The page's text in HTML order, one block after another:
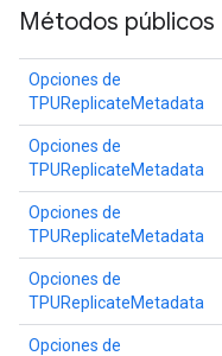
Métodos públicos
Opciones de
TPUReplicateMetadata
Opciones de
TPUReplicateMetadata
Opciones de
TPUReplicateMetadata
Opciones de
TPUReplicateMetadata
Opciones de